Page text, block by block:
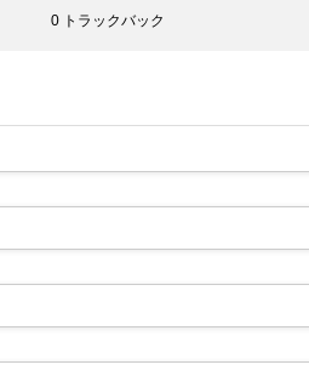
0 トラックバック